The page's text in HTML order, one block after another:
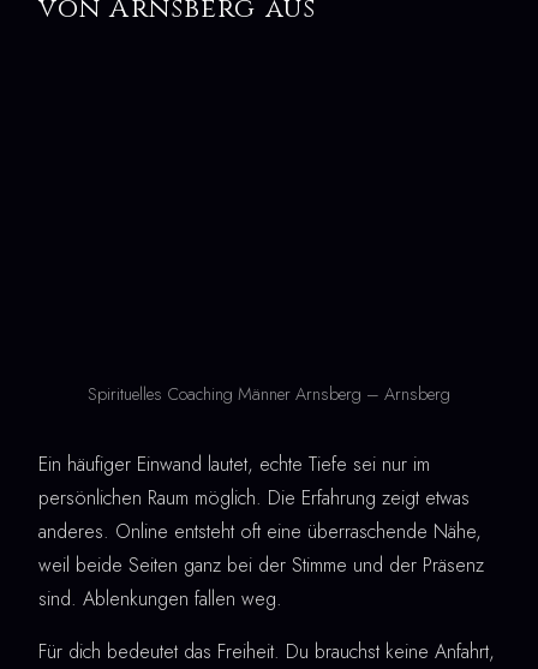
von Arnsberg aus
Spirituelles Coaching Männer Arnsberg – Arnsberg
Ein häufiger Einwand lautet, echte Tiefe sei nur im
persönlichen Raum möglich. Die Erfahrung zeigt etwas
anderes. Online entsteht oft eine überraschende Nähe,
weil beide Seiten ganz bei der Stimme und der Präsenz
sind. Ablenkungen fallen weg.
Für dich bedeutet das Freiheit. Du brauchst keine Anfahrt,